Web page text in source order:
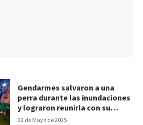
22 de Mayo de 2025
Gendarmes salvaron a una
perra durante las inundaciones
y lograron reunirla con su
dueña